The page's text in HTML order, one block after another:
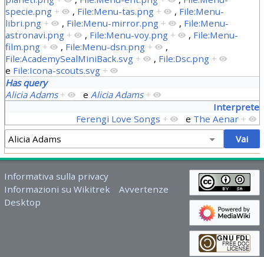
specie.png + , File:Menu-tas.png + , File:Menu-
libri.png + , File:Menu-mirror.png + , File:Menu-
astronavi.png + , File:Menu-voy.png + , File:Menu-
film.png + , File:Menu-dsn.png +
,
File:AcademySealMiniBack.svg + , File:Dsc.png +
e File:Icona-scouts.svg +
Has query
Alicia Adams + e Alicia Adams +
Interprete
Ferengi Love Songs + e The Aenar +
Informativa sulla privacy
Informazioni su Wikitrek
Avvertenze
Desktop